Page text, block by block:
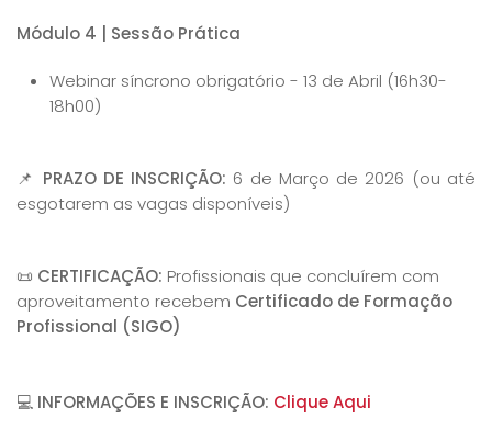
Módulo 4 | Sessão Prática
Webinar síncrono obrigatório - 13 de Abril (16h30-
18h00)
📌 PRAZO DE INSCRIÇÃO: 6 de Março de 2026 (ou até
esgotarem as vagas disponíveis)
📜 CERTIFICAÇÃO: Profissionais que concluírem com
aproveitamento recebem Certificado de Formação
Profissional (SIGO)
💻 INFORMAÇÕES E INSCRIÇÃO: Clique Aqui